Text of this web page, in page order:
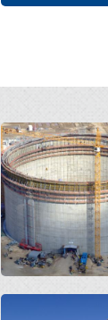
Open
Open